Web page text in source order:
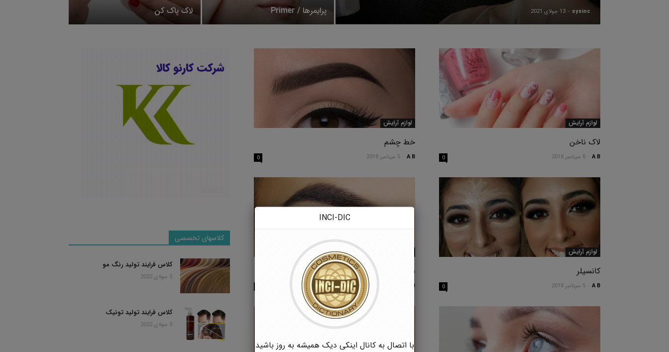
sysinc
- 13 جولای 2021 پرایمرها / Primer لاک پاک کن
لوازم آرایش
لاک ناخن
A B 8 سپتامبر 2018 0
لوازم آرایش
خط چشم
A B 5 سپتامبر 2018 0
لوازم آرایش
کانسیلر
A B 5 سپتامبر 2018 0
سایه چشم
A B
کلاسهای تخصصی
کلاس فرایند تولید رنگ مو
5 جولای 2022
کلاس فرایند تولید تونیک
5 جولای 2022
INCI-DIC
با اتصال به کانال اینکی دیک همیشه به روز باشید